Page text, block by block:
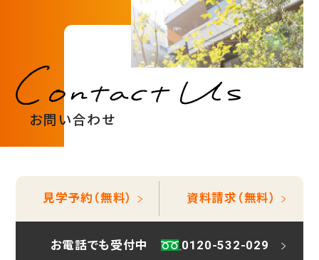
お問い合わせ
見学予約（無料） 資料請求（無料）
お電話でも受付中 0120-532-029